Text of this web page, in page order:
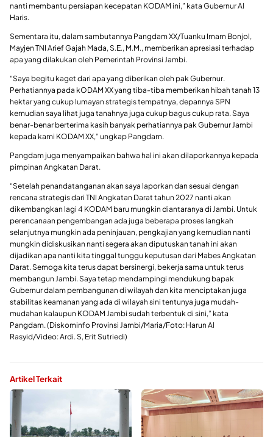
nanti membantu persiapan kecepatan KODAM ini,” kata Gubernur Al
Haris.
Sementara itu, dalam sambutannya Pangdam XX/Tuanku Imam Bonjol,
Mayjen TNI Arief Gajah Mada, S.E., M.M., memberikan apresiasi terhadap
apa yang dilakukan oleh Pemerintah Provinsi Jambi.
“Saya begitu kaget dari apa yang diberikan oleh pak Gubernur.
Perhatiannya pada kODAM XX yang tiba-tiba memberikan hibah tanah 13
hektar yang cukup lumayan strategis tempatnya, depannya SPN
kemudian saya lihat juga tanahnya juga cukup bagus cukup rata. Saya
benar-benar berterima kasih banyak perhatiannya pak Gubernur Jambi
kepada kami KODAM XX,” ungkap Pangdam.
Pangdam juga menyampaikan bahwa hal ini akan dilaporkannya kepada
pimpinan Angkatan Darat.
“Setelah penandatanganan akan saya laporkan dan sesuai dengan
rencana strategis dari TNI Angkatan Darat tahun 2027 nanti akan
dikembangkan lagi 4 KODAM baru mungkin diantaranya di Jambi. Untuk
perencanaan pengembangan ada juga beberapa proses langkah
selanjutnya mungkin ada peninjauan, pengkajian yang kemudian nanti
mungkin didiskusikan nanti segera akan diputuskan tanah ini akan
dijadikan apa nanti kita tinggal tunggu keputusan dari Mabes Angkatan
Darat. Semoga kita terus dapat bersinergi, bekerja sama untuk terus
membangun Jambi. Saya tetap mendampingi mendukung bapak
Gubernur dalam pembangunan di wilayah dan kita menciptakan juga
stabilitas keamanan yang ada di wilayah sini tentunya juga mudah-
mudahan kalaupun KODAM Jambi sudah terbentuk di sini,” kata
Pangdam. (Diskominfo Provinsi Jambi/Maria/Foto: Harun Al
Rasyid/Video: Ardi. S, Erit Sutriedi)
Artikel Terkait